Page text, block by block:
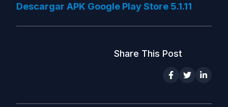
Descargar APK Google Play Store 5.1.11
Share This Post